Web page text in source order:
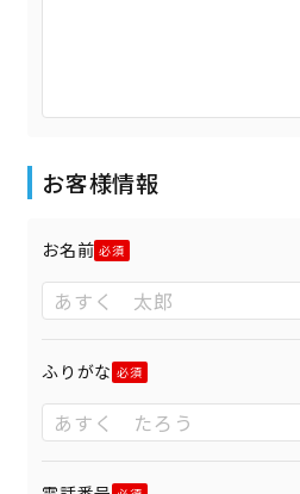
お客様情報
お名前
ふりがな